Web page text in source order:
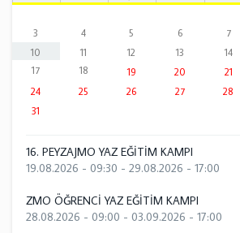
3
4 5 6 7
10
11 12 13 14
17
18 19 20 21
24
25 26 27 28
31
16. PEYZAJMO YAZ EĞİTİM KAMPI
19.08.2026 - 09:30 - 29.08.2026 - 17:00
ZMO ÖĞRENCİ YAZ EĞİTİM KAMPI
28.08.2026 - 09:00 - 03.09.2026 - 17:00